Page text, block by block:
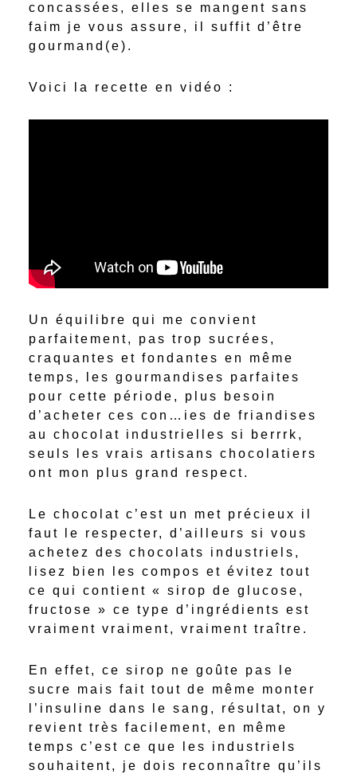
concassées, elles se mangent sans
faim je vous assure, il suffit d’être
gourmand(e).
Voici la recette en vidéo :
Un équilibre qui me convient
parfaitement, pas trop sucrées,
craquantes et fondantes en même
temps, les gourmandises parfaites
pour cette période, plus besoin
d’acheter ces con…ies de friandises
au chocolat industrielles si berrrk,
seuls les vrais artisans chocolatiers
ont mon plus grand respect.
Le chocolat c’est un met précieux il
faut le respecter, d’ailleurs si vous
achetez des chocolats industriels,
lisez bien les compos et évitez tout
ce qui contient « sirop de glucose,
fructose » ce type d’ingrédients est
vraiment vraiment, vraiment traître.
En effet, ce sirop ne goûte pas le
sucre mais fait tout de même monter
l’insuline dans le sang, résultat, on y
revient très facilement, en même
temps c’est ce que les industriels
souhaitent, je dois reconnaître qu’ils